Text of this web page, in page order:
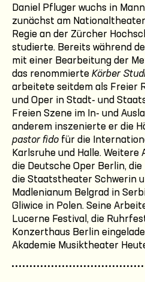
Daniel Pfluger wuchs in
zunächst am
Regie an der Zürcher
studierte. Bereits während
mit einer Bearbeitung der
das renommierte Körber
arbeitete seitdem als Freier
und Oper in Stadt- und
Freien Szene im In- und
anderem inszenierte er die
pastor fido für die
Karlsruhe und Halle.
die Deutsche Oper Berlin,
die Staatstheater Schwerin
Madlenianum Belgrad in
Gliwice in Polen. Seine
Lucerne Festival, die
Konzerthaus Berlin
Akademie Musiktheater